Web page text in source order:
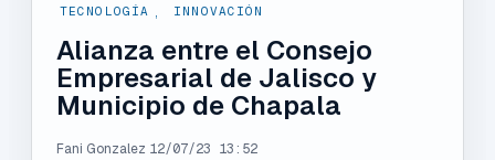
TECNOLOGÍA INNOVACIÓN
Alianza entre el Consejo
Empresarial de Jalisco y
Municipio de Chapala
Fani Gonzalez 12/07/23 13:52